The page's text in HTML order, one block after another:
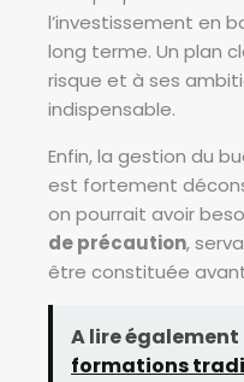
l’investissement en
long terme. Un plan
risque et à ses
indispensable.
Enfin, la gestion du
est fortement
on pourrait avoir
de précaution,
être constituée
A lire également
formations